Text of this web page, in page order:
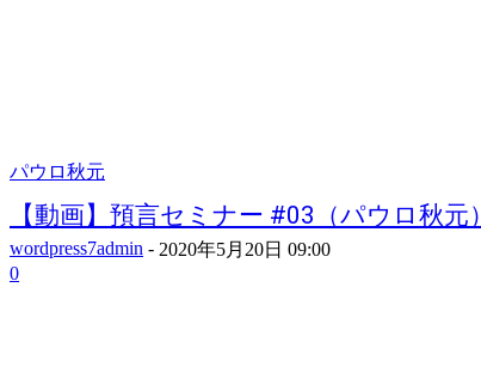
パウロ秋元
【動画】預言セミナー #03（パウロ秋元）
wordpress7admin - 2020年5月20日 09:00
0